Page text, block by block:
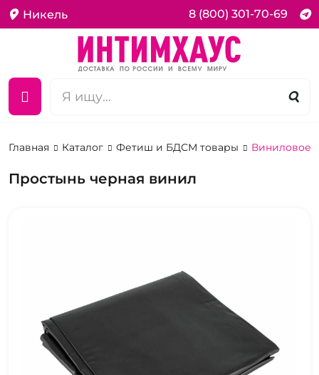
Никель 8 (800) 301-70-69
Главная Каталог Фетиш и БДСМ товары Виниловое
Простынь черная винил